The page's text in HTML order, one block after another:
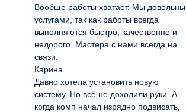
Вообще работы хватает. Мы довольны
услугами, так как работы всегда
выполняются быстро, качественно и
недорого. Мастера с нами всегда на
связи.
Карина
Давно хотела установить новую
систему. Но всё не доходили руки. А
когда комп начал изрядно подвисать,